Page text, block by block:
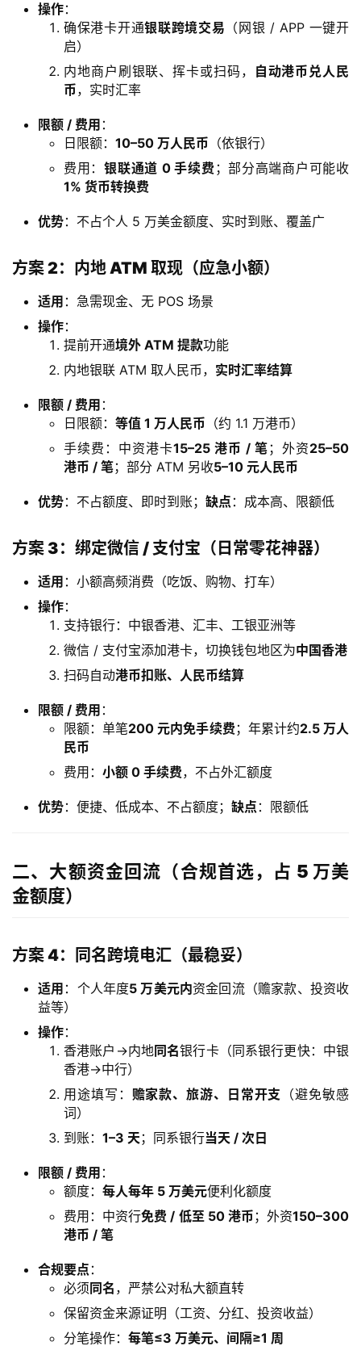
操作：
确保港卡开通银联跨境交易 （网银 / APP 一键开
启）
内地商户刷银联、挥卡或扫码，
自动港币兑人民
币，实时汇率
限额 / 费用 ：
日限额： 10–50 万人民币 （依银行）
费用：银联通道 0 手续费 ；部分高端商户可能收
1% 货币转换费
优势：不占个人 5 万美金额度、实时到账、覆盖广
方案 2：内地 ATM 取现（应急小额）
适用 ：急需现金、无 POS 场景
操作：
提前开通境外 ATM 提款功能
内地银联 ATM 取人民币， 实时汇率结算
限额 / 费用 ：
日限额： 等值 1 万人民币 （约 1.1 万港币）
手续费：中资港卡15–25 港币 / 笔 ；外资25–50
港币 / 笔；部分 ATM 另收5–10 元人民币
优势：不占额度、即时到账； 缺点 ：成本高、限额低
方案 3：绑定微信 / 支付宝（日常零花神器）
适用 ：小额高频消费（吃饭、购物、打车）
操作：
支持银行：中银香港、汇丰、工银亚洲等
微信 / 支付宝添加港卡，切换钱包地区为中国香港
扫码自动港币扣账、人民币结算
限额 / 费用 ：
限额：单笔200 元内免手续费 ；年累计约2.5 万人
民币
费用： 小额 0 手续费，不占外汇额度
优势：便捷、低成本、不占额度； 缺点 ：限额低
二、大额资金回流（合规首选，占 5 万美
金额度）
方案 4：同名跨境电汇（最稳妥）
适用 ：个人年度5 万美元内资金回流（赡家款、投资收
益等）
操作：
香港账户→内地同名银行卡（同系银行更快：中银
香港→中行）
用途填写： 赡家款、旅游、日常开支 （避免敏感
词）
到账： 1–3 天；同系银行当天 / 次日
限额 / 费用 ：
额度： 每人每年 5 万美元便利化额度
费用：中资行免费 / 低至 50 港币 ；外资150–300
港币 / 笔
合规要点 ：
必须 同名 ，严禁公对私大额直转
保留资金来源证明（工资、分红、投资收益）
分笔操作： 每笔≤3 万美元、间隔≥1 周